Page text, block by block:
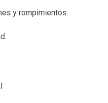
y rompimientos.